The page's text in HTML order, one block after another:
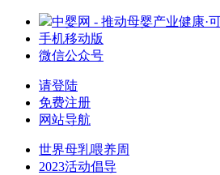
中婴网 - 推动母婴产业健康·
手机移动版
微信公众号
请登陆
免费注册
网站导航
世界母乳喂养周
2023活动倡导